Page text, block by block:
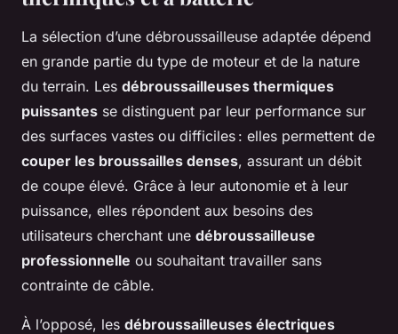
La sélection d’une débroussailleuse adaptée dépend
en grande partie du type de moteur et de la nature
du terrain. Les débroussailleuses thermiques
puissantes se distinguent par leur performance sur
des surfaces vastes ou difficiles : elles permettent de
couper les broussailles denses, assurant un débit
de coupe élevé. Grâce à leur autonomie et à leur
puissance, elles répondent aux besoins des
utilisateurs cherchant une débroussailleuse
professionnelle ou souhaitant travailler sans
contrainte de câble.
À l’opposé, les débroussailleuses électriques